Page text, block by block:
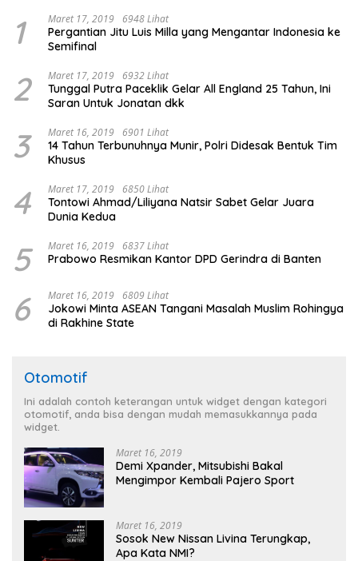
1 Maret 17, 2019 6948 Lihat
Pergantian Jitu Luis Milla yang Mengantar Indonesia ke
Semifinal
2 Maret 17, 2019 6932 Lihat
Tunggal Putra Paceklik Gelar All England 25 Tahun, Ini
Saran Untuk Jonatan dkk
3 Maret 16, 2019 6901 Lihat
14 Tahun Terbunuhnya Munir, Polri Didesak Bentuk Tim
Khusus
4 Maret 17, 2019 6850 Lihat
Tontowi Ahmad/Liliyana Natsir Sabet Gelar Juara
Dunia Kedua
5 Maret 16, 2019 6837 Lihat
Prabowo Resmikan Kantor DPD Gerindra di Banten
6 Maret 16, 2019 6809 Lihat
Jokowi Minta ASEAN Tangani Masalah Muslim Rohingya
di Rakhine State
Otomotif
Ini adalah contoh keterangan untuk widget dengan kategori
otomotif, anda bisa dengan mudah memasukkannya pada
widget.
Maret 16, 2019
Demi Xpander, Mitsubishi Bakal
Mengimpor Kembali Pajero Sport
Maret 16, 2019
Sosok New Nissan Livina Terungkap,
Apa Kata NMI?